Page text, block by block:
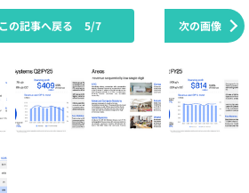
次の画像
この記事へ戻る 5/7